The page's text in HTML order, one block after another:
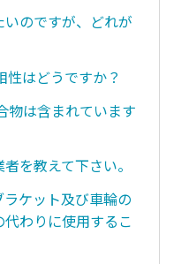
のですが、どれが
性はどうですか？
物は含まれています
を教えて下さい。
ケット及び車輪の
わりに使用するこ